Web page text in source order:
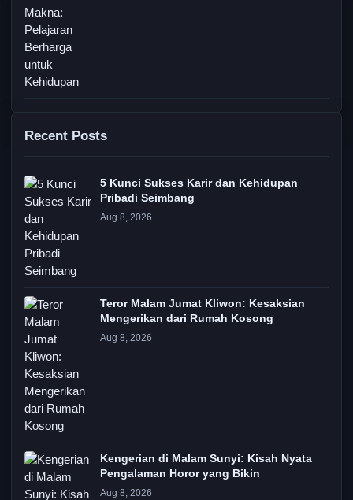
Recent Posts
5 Kunci Sukses Karir dan Kehidupan
Pribadi Seimbang
Aug 8, 2026
Teror Malam Jumat Kliwon: Kesaksian
Mengerikan dari Rumah Kosong
Aug 8, 2026
Kengerian di Malam Sunyi: Kisah Nyata
Pengalaman Horor yang Bikin
Aug 8, 2026